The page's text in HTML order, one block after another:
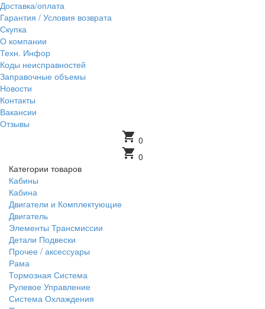
Доставка/оплата
Гарантия / Условия возврата
Скупка
О компании
Техн. Инфор
Коды неисправностей
Заправочные объемы
Новости
Контакты
Вакансии
Отзывы
shopping_cart 0
shopping_cart 0
Категории товаров
Кабины
Кабина
Двигатели и Комплектующие
Двигатель
Элементы Трансмиссии
Детали Подвески
Прочее / аксессуары
Рама
Тормозная Система
Рулевое Управление
Система Охлаждения